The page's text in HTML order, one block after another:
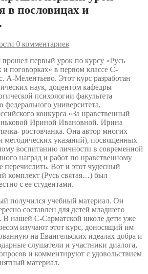
в пословицах и
0 комментариев
прошел первый урок по курсу «Русь
и поговорках» в первом классе С-
А-Мелентьево. Этот курс разработан
наук, доцентом кафедры
психологии факультета
университета,
конкурса «За нравственный
Ириной Ивановной. Ирина
ростовчанка. Она автор многих
методических указаний), посвященных
воспитанию личности в современной
наград и работ по нравственному
перечислить. Вот и этот чудесный
комплект (Русь святая…) был
с ее студентами.
получился учебный материал. Он
составлен для детей младшего
В нашей С-Сарматской школе дети уже
изучают этот курс, доносящий им
на Евангельских идеалах добра и
слушатели и участники диалога,
и комментируют с удовольствием
материал.